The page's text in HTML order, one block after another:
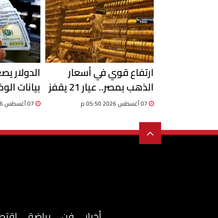
ارتفاع قوي في أسعار
الذهب بمصر.. عيار 21 يقفز
إلى 6100 جنيه
الدولار
بيانات
يحسم